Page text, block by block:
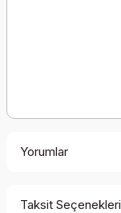
Yorumlar
Taksit Seçenekleri